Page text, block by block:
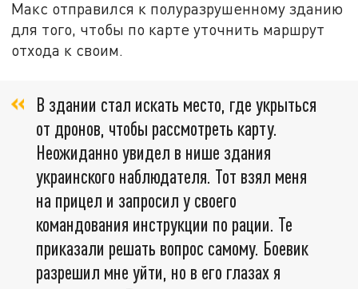
Макс отправился к полуразрушенному зданию
для того, чтобы по карте уточнить маршрут
отхода к своим.
В здании стал искать место, где укрыться
от дронов, чтобы рассмотреть карту.
Неожиданно увидел в нише здания
украинского наблюдателя. Тот взял меня
на прицел и запросил у своего
командования инструкции по рации. Те
приказали решать вопрос самому. Боевик
разрешил мне уйти, но в его глазах я